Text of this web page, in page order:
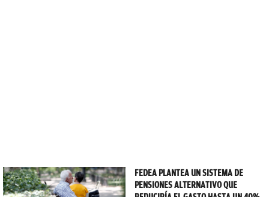
FEDEA PLANTEA UN SISTEMA DE
PENSIONES ALTERNATIVO QUE